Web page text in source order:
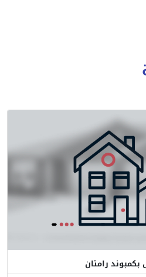
رامتان